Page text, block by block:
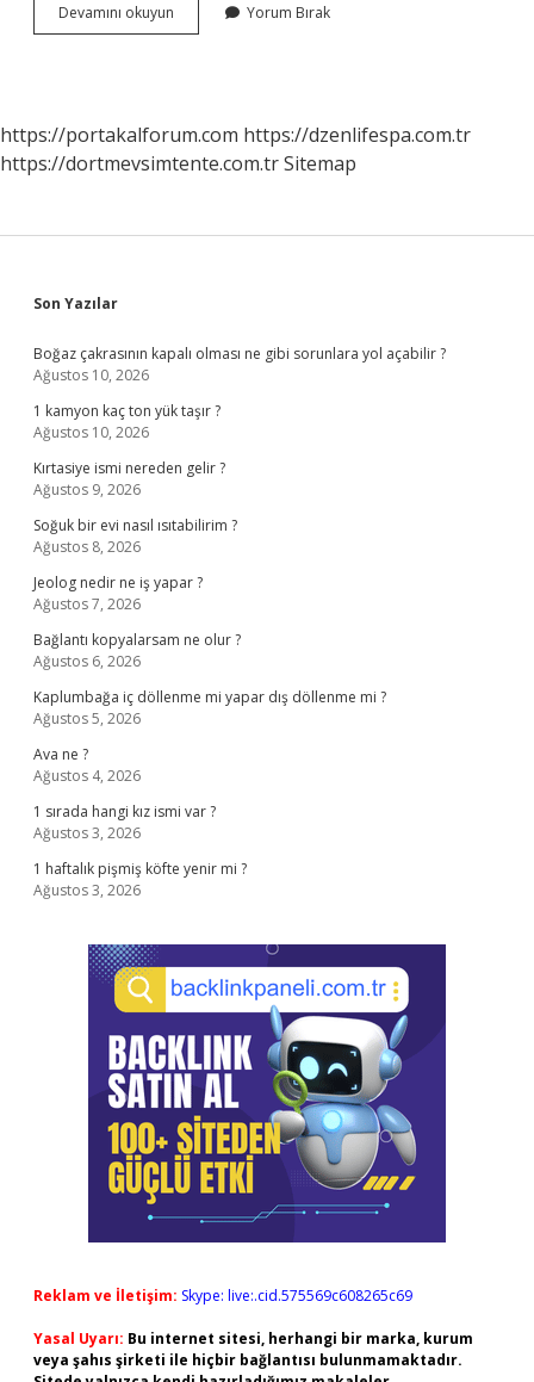
Devamını okuyun Abdulkerim
Bardakçı
Yorum Bırak
https://portakalforum.com https://dzenlifespa.com.tr
https://dortmevsimtente.com.trSitemap
Sidebar
Son Yazılar
Boğaz çakrasının kapalı olması ne gibi sorunlara yol açabilir ?
Ağustos 10, 2026
1 kamyon kaç ton yük taşır ?
Ağustos 10, 2026
Kırtasiye ismi nereden gelir ?
Ağustos 9, 2026
Soğuk bir evi nasıl ısıtabilirim ?
Ağustos 8, 2026
Jeolog nedir ne iş yapar ?
Ağustos 7, 2026
Bağlantı kopyalarsam ne olur ?
Ağustos 6, 2026
Kaplumbağa iç döllenme mi yapar dış döllenme mi ?
Ağustos 5, 2026
Ava ne ?
Ağustos 4, 2026
1 sırada hangi kız ismi var ?
Ağustos 3, 2026
1 haftalık pişmiş köfte yenir mi ?
Ağustos 3, 2026
Reklam ve İletişim: Skype: live:.cid.575569c608265c69
Yasal Uyarı: Bu internet sitesi, herhangi bir marka, kurum
veya şahıs şirketi ile hiçbir bağlantısı bulunmamaktadır.